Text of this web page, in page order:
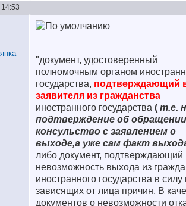
"документ, удостоверенный
полномочным органом
государства, подтверждающий
заявителя из гражданства
иностранного государства ( т.е.
подтверждение об
консульство с заявлением о
выходе,а уже сам факт
либо документ, подтверждающий
невозможность выхода из
иностранного государства в силу
зависящих от лица причин. В
документов о невозможности